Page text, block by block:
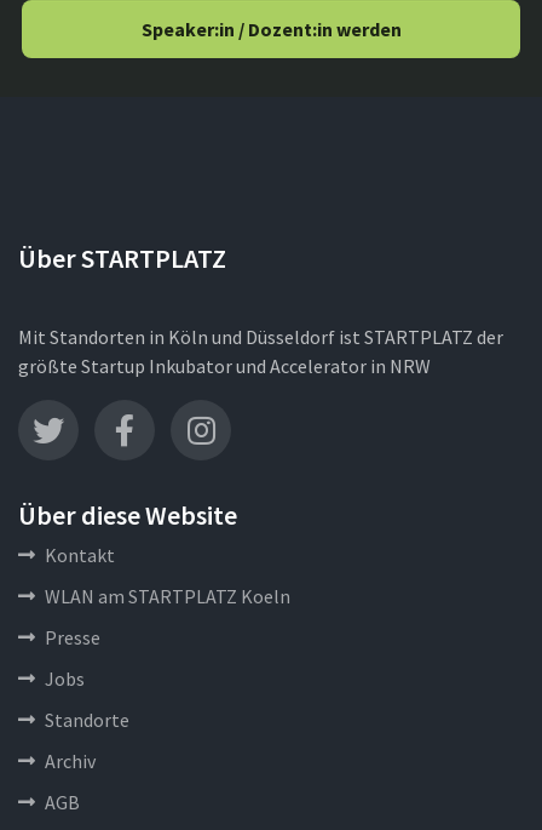
Speaker:in / Dozent:in werden
Über STARTPLATZ
Mit Standorten in Köln und Düsseldorf ist STARTPLATZ der
größte Startup Inkubator und Accelerator in NRW
Über diese Website
Kontakt
WLAN am STARTPLATZ Koeln
Presse
Jobs
Standorte
Archiv
AGB